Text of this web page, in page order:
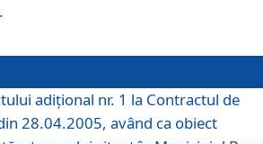
adiţional nr. 1 la Contractul de
28.04.2005, având ca obiect